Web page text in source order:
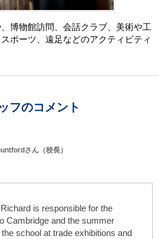
博物館訪問、会話クラブ、美術や工
ポーツ、遠足などのアクティビティ
フのコメント
さん（校長）
is responsible for the
Cambridge and the summer
school at trade exhibitions and